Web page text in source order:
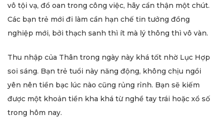
vô tội vạ, đổ oan trong công việc, hãy cẩn thận một chút.
Các bạn trẻ mới đi làm cần hạn chế tin tưởng đồng
nghiệp mới, bởi thạch sanh thì ít mà lý thông thì vô vàn.
Thu nhập của Thân trong ngày này khá tốt nhờ Lục Hợp
soi sáng. Bạn trẻ tuổi này năng động, không chịu ngồi
yên nên tiền bạc lúc nào cũng rủng rỉnh. Bạn sẽ kiếm
được một khoản tiền kha khá từ nghề tay trái hoặc xổ số
trong hôm nay.